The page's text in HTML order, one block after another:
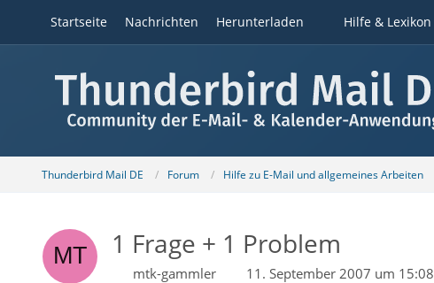
Startseite Nachrichten Herunterladen Hilfe & Lexikon
Thunderbird Mail DE Forum Hilfe zu E-Mail und allgemeines Arbeiten
1 Frage + 1 Problem
mtk-gammler 11. September 2007 um 15:08